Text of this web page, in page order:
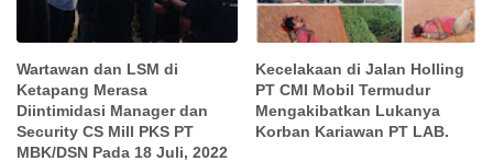
Wartawan dan LSM di
Ketapang Merasa
Diintimidasi Manager dan
Security CS Mill PKS PT
MBK/DSN Pada 18 Juli, 2022
Kecelakaan di Jalan Holling
PT CMI Mobil Termudur
Mengakibatkan Lukanya
Korban Kariawan PT LAB.